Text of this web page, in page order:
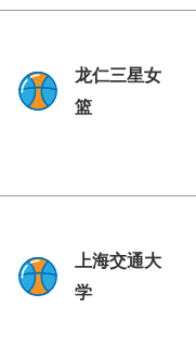
龙仁三星女
篮
上海交通大
学